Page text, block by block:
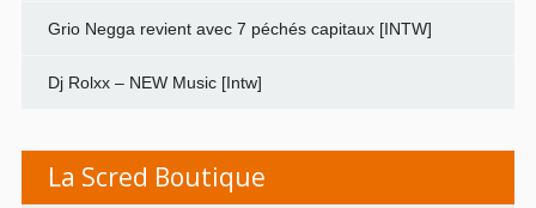
Grio Negga revient avec 7 péchés capitaux [INTW]
Dj Rolxx – NEW Music [Intw]
La Scred Boutique